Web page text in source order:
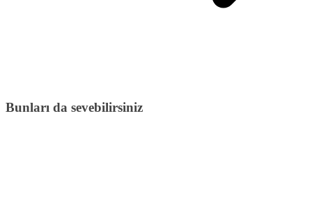
Bunları da sevebilirsiniz